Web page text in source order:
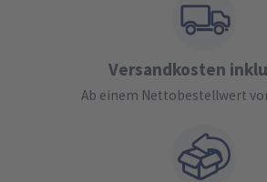
Versandkosten
Ab einem Nettobestellwert